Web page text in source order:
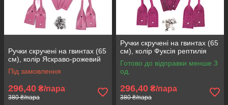
Ручки скручені на гвинтах (65
см), колір Яскраво-рожевий
Під замовлення
296,40 ₴/пара
380 ₴/пара
Ручки скручені на гвинтах (65
см), колір Фуксія рептилія
Готово до відправки менше 3
од.
296,40 ₴/пара
380 ₴/пара